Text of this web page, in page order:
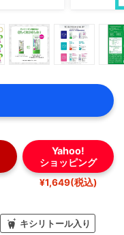
Yahoo!
ショッピング
¥1,649(税込)
キシリトール入り